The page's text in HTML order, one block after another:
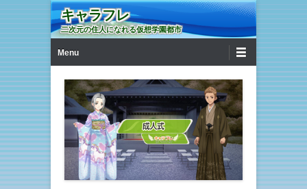
キャラフレ
二次元の住人になれる仮想学園都市
Menu